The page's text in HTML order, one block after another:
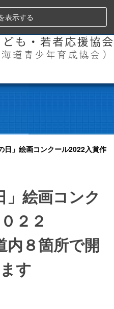
表示する
日」絵画コンクール2022入賞作
」絵画コンク
２２
内８箇所で開
す